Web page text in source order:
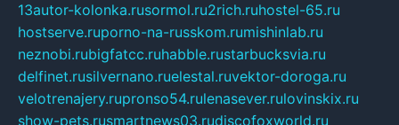
13autor-kolonka.rusormol.ru2rich.ruhostel-65.ru
hostserve.ruporno-na-russkom.rumishinlab.ru
neznobi.rubigfatcc.ruhabble.rustarbucksvia.ru
delfinet.rusilvernano.ruelestal.ruvektor-doroga.ru
velotrenajery.rupronso54.rulenasever.rulovinskix.ru
show-pets.rusmartnews03.rudiscofoxworld.ru